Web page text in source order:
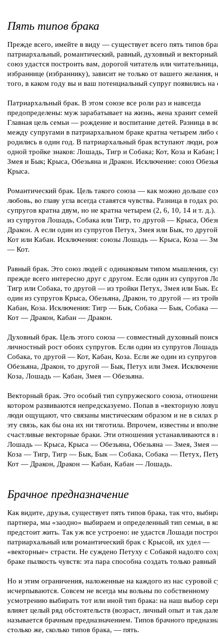
Пять типов брака
Прежде всего, имейте в виду — существует всего пять типов
патриархальный, романтический, равный, духовный и
союз удастся построить вам, дорогой читатель или
избраннице (избраннику), зависит не только от вашего желания,
того, в каком году вы и ваш потенциальный супруг появились на
Патриархальный брак. В этом союзе все роли раз и навсегда
предопределены: муж зарабатывает на жизнь, жена хранит
Главная цель семьи — рождение и воспитание детей. Разница в
между супругами в патриархальном браке кратна четырем либо
родились в один год. В патриархальный брак вступают люди,
одной тройке знаков: Лошадь, Тигр и Собака; Кот, Коза и Кабан;
Змея и Бык; Крыса, Обезьяна и Дракон. Исключение: союз
Крыса.
Романтический брак. Цель такого союза — как можно дольше
любовь, во главу угла всегда ставятся чувства. Разница в годах
супругов кратна двум, но не кратна четырем (2, 6, 10, 14 и т. д.).
из супругов Лошадь, Собака или Тигр, то другой — Крыса,
Дракон. А если один из супругов Петух, Змея или Бык, то
Кот или Кабан. Исключения: союзы Лошадь — Крыса, Коза —
— Кот.
Равный брак. Это союз людей с одинаковым типом мышления,
прежде всего интересно друг с другом. Если один из супругов
Тигр или Собака, то другой — из тройки Петух, Змея или Бык.
один из супругов Крыса, Обезьяна, Дракон, то другой — из
Кабан, Коза. Исключения: Тигр — Бык, Собака — Бык, Собака
Кот — Дракон, Кабан — Дракон.
Духовный брак. Цель этого союза — совместный духовный
личностный рост обоих супругов. Если один из супругов
Собака, то другой — Кот, Кабан, Коза. Если же один из
Обезьяна, Дракон, то другой — Бык, Петух или Змея.
Коза, Лошадь — Кабан, Змея — Обезьяна.
Векторный брак. Это особый тип супружеского союза,
котором развиваются непредсказуемо. Попав в «векторную
люди ощущают, что связаны мистическим образом и не в силах
эту связь, как бы она их ни тяготила. Впрочем, известны и вполне
счастливые векторные браки. Эти отношения устанавливаются в
Лошадь — Крыса, Крыса — Обезьяна, Обезьяна — Змея, Змея —
Коза — Тигр, Тигр — Бык, Бык — Собака, Собака — Петух,
Кот — Дракон, Дракон — Кабан, Кабан — Лошадь.
Брачное предназначение
Как видите, друзья, существует пять типов брака, так что,
партнера, мы «заодно» выбираем и определенный тип семьи, в
предстоит жить. Так уж все устроено: не удастся Лошади
патриархальный или романтический брак с Крысой, их удел —
«векторные» страсти. Не суждено Петуху с Собакой надолго
браке пылкость чувств: эта пара способна создать только
Но и этим ограничения, наложенные на каждого из нас суровой
исчерпываются. Совсем не всегда мы вольны по собственному
усмотрению выбирать тот или иной тип брака: на наш выбор
влияет целый ряд обстоятельств (возраст, личный опыт и так
называется брачным предназначением. Типов брачного
столько же, сколько типов брака, — пять.